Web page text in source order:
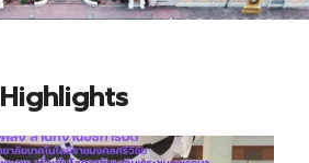
Highlights